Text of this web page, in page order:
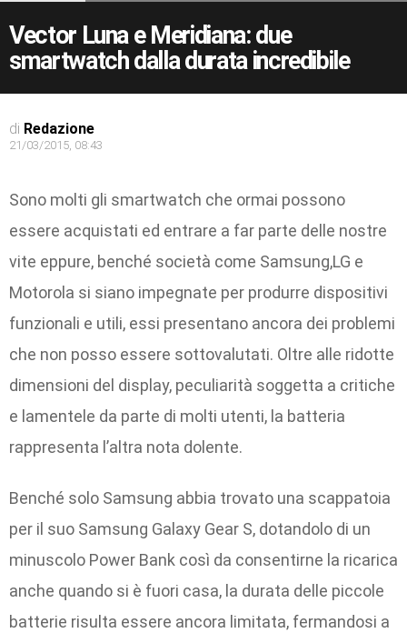
Vector Luna e Meridiana: due
smartwatch dalla durata incredibile
di Redazione
21/03/2015, 08:43
Sono molti gli smartwatch che ormai possono
essere acquistati ed entrare a far parte delle nostre
vite eppure, benché società come Samsung,LG e
Motorola si siano impegnate per produrre dispositivi
funzionali e utili, essi presentano ancora dei problemi
che non posso essere sottovalutati. Oltre alle ridotte
dimensioni del display, peculiarità soggetta a critiche
e lamentele da parte di molti utenti, la batteria
rappresenta l’altra nota dolente.
Benché solo Samsung abbia trovato una scappatoia
per il suo Samsung Galaxy Gear S, dotandolo di un
minuscolo Power Bank così da consentirne la ricarica
anche quando si è fuori casa, la durata delle piccole
batterie risulta essere ancora limitata, fermandosi a